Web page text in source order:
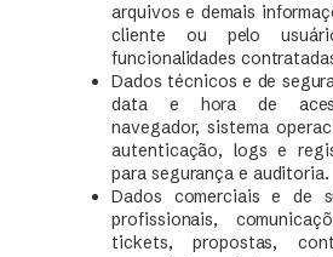
arquivos e demais
cliente ou pelo
funcionalidades
Dados técnicos e de
data e hora de
navegador, sistema
autenticação, logs e
para segurança e auditoria.
Dados comerciais e de
profissionais,
tickets, propostas,